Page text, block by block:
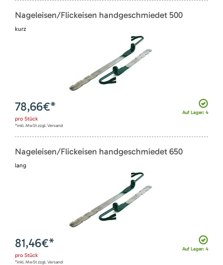
Nageleisen/Flickeisen handgeschmiedet 500
kurz
Auf Lager: 4
78,66€*
pro Stück
*inkl. MwSt zzgl. Versand
Nageleisen/Flickeisen handgeschmiedet 650
lang
Auf Lager: 4
81,46€*
pro Stück
*inkl. MwSt zzgl. Versand